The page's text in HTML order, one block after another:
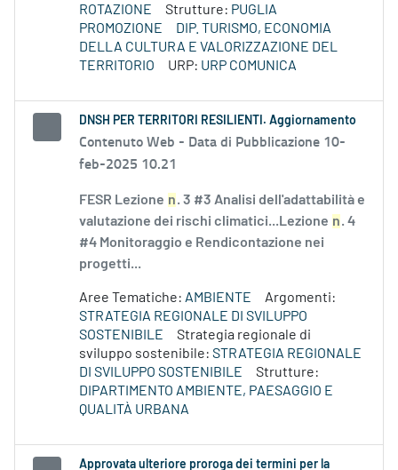
ROTAZIONE
Strutture: PUGLIA
PROMOZIONE
DIP. TURISMO, ECONOMIA
DELLA CULTURA E VALORIZZAZIONE DEL
TERRITORIO
URP: URP COMUNICA
DNSH PER TERRITORI RESILIENTI. Aggiornamento
Contenuto Web - Data di Pubblicazione 10-
feb-2025 10.21
FESR Lezione n. 3 #3 Analisi dell'adattabilità e
valutazione dei rischi climatici...Lezione n. 4
#4 Monitoraggio e Rendicontazione nei
progetti...
Aree Tematiche: AMBIENTE
Argomenti:
STRATEGIA REGIONALE DI SVILUPPO
SOSTENIBILE
Strategia regionale di
sviluppo sostenibile: STRATEGIA REGIONALE
DI SVILUPPO SOSTENIBILE
Strutture:
DIPARTIMENTO AMBIENTE, PAESAGGIO E
QUALITÀ URBANA
Approvata ulteriore proroga dei termini per la